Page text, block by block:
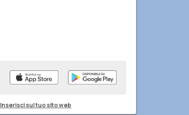
Inserisci sul tuo sito web